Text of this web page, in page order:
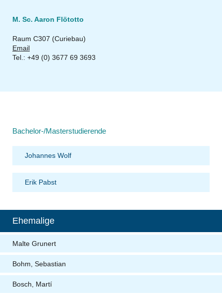
M. Sc. Aaron Flötotto
Raum C307 (Curiebau)
Email
Tel.: +49 (0) 3677 69 3693
Bachelor-/Masterstudierende
Johannes Wolf
Erik Pabst
Ehemalige
Malte Grunert
Bohm, Sebastian
Bosch, Martí